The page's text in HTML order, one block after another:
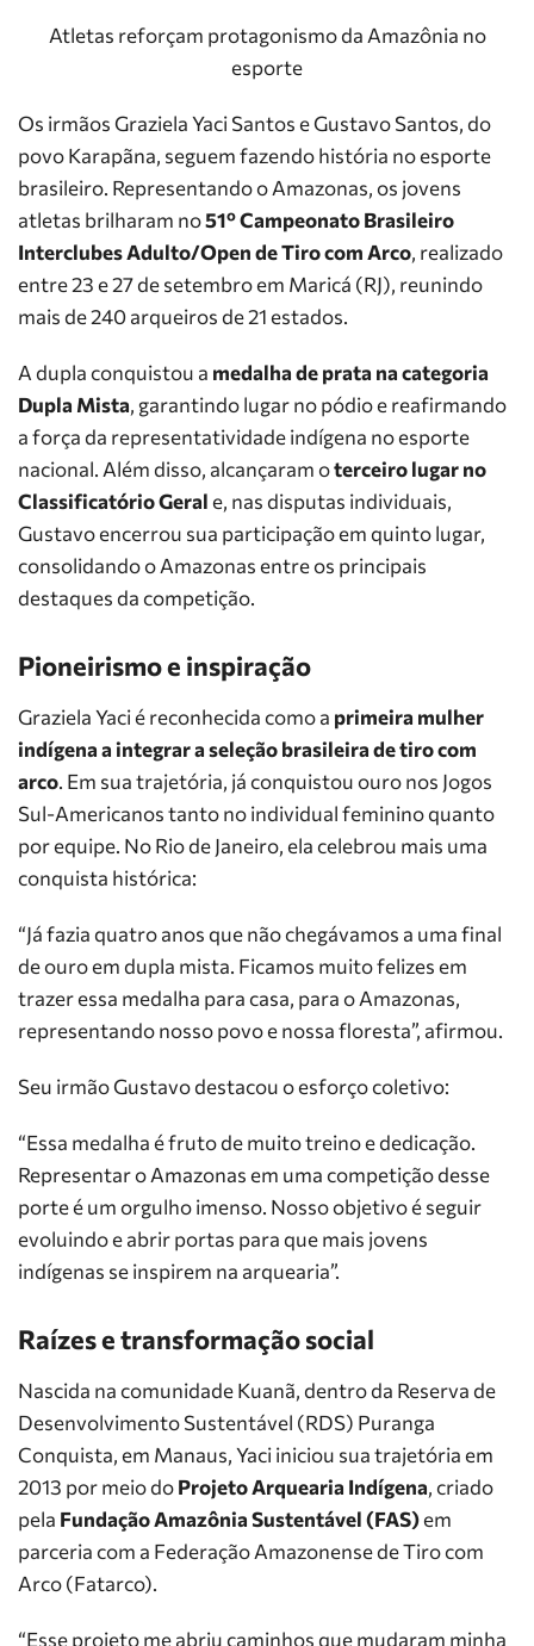
Atletas reforçam protagonismo da Amazônia no
esporte
Os irmãos Graziela Yaci Santos e Gustavo Santos, do
povo Karapãna, seguem fazendo história no esporte
brasileiro. Representando o Amazonas, os jovens
atletas brilharam no51º Campeonato Brasileiro
Interclubes Adulto/Open de Tiro com Arco, realizado
entre 23 e 27 de setembro em Maricá (RJ), reunindo
mais de 240 arqueiros de 21 estados.
A dupla conquistou a medalha de prata na categoria
Dupla Mista, garantindo lugar no pódio e reafirmando
a força da representatividade indígena no esporte
nacional. Além disso, alcançaram oterceiro lugar no
Classificatório Gerale, nas disputas individuais,
Gustavo encerrou sua participação em quinto lugar,
consolidando o Amazonas entre os principais
destaques da competição.
Pioneirismo e inspiração
Graziela Yaci é reconhecida como a primeira mulher
indígena a integrar a seleção brasileira de tiro com
arco. Em sua trajetória, já conquistou ouro nos Jogos
Sul-Americanos tanto no individual feminino quanto
por equipe. No Rio de Janeiro, ela celebrou mais uma
conquista histórica:
“Já fazia quatro anos que não chegávamos a uma final
de ouro em dupla mista. Ficamos muito felizes em
trazer essa medalha para casa, para o Amazonas,
representando nosso povo e nossa floresta”, afirmou.
Seu irmão Gustavo destacou o esforço coletivo:
“Essa medalha é fruto de muito treino e dedicação.
Representar o Amazonas em uma competição desse
porte é um orgulho imenso. Nosso objetivo é seguir
evoluindo e abrir portas para que mais jovens
indígenas se inspirem na arquearia”.
Raízes e transformação social
Nascida na comunidade Kuanã, dentro da Reserva de
Desenvolvimento Sustentável (RDS) Puranga
Conquista, em Manaus, Yaci iniciou sua trajetória em
2013 por meio doProjeto Arquearia Indígena, criado
pela Fundação Amazônia Sustentável (FAS)em
parceria com a Federação Amazonense de Tiro com
Arco (Fatarco).
“Esse projeto me abriu caminhos que mudaram minha